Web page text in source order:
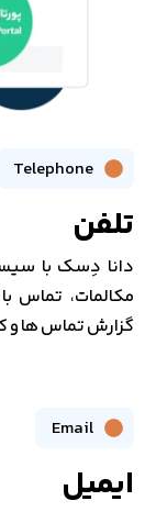
Telephone
تلفن
دانا دِسک با
مکالمات، تماس
گزارش تماس ها و
Email
ایمیل